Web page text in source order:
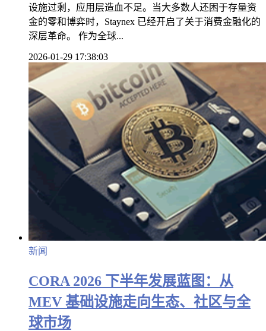
设施过剩，应用层造血不足。当大多数人还困于存量资
金的零和博弈时，Staynex 已经开启了关于消费金融化的
深层革命。 作为全球...
2026-01-29 17:38:03
新闻
CORA 2026 下半年发展蓝图：从
MEV 基础设施走向生态、社区与全
球市场